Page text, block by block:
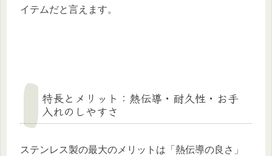
イテムだと言えます。
特長とメリット：熱伝導・耐久性・お手
入れのしやすさ
ステンレス製の最大のメリットは「熱伝導の良さ」